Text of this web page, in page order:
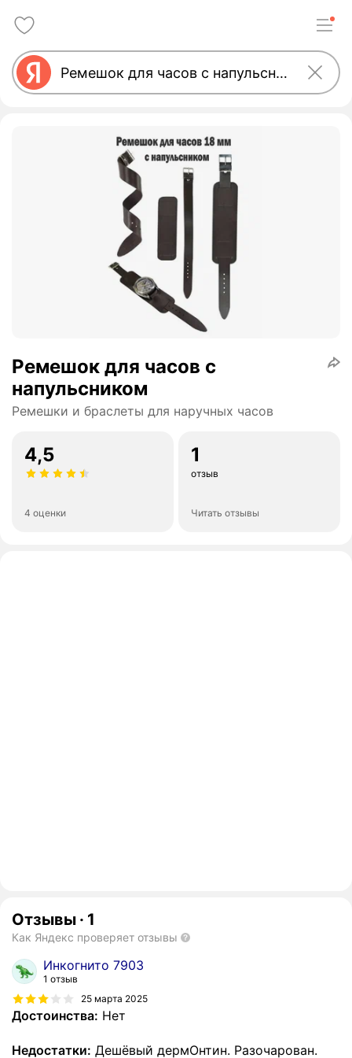
Ремешок для часов с
напульсником
Ремешки и браслеты для наручных часов
4,5
4 оценки
1
отзыв
Читать отзывы
Отзывы · 1
Как Яндекс проверяет отзывы
Инкогнито 7903
1 отзыв
25 марта 2025
Достоинства: Нет
Недостатки: Дешёвый дермОнтин. Разочарован.